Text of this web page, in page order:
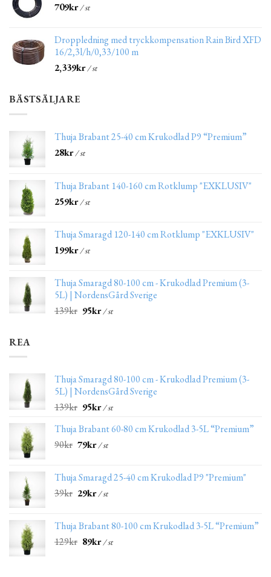
709kr/ st
Droppledning med tryckkompensation Rain Bird XFD
16/2,3l/h/0,33/100 m
2,339kr/ st
BÄSTSÄLJARE
Thuja Brabant 25-40 cm Krukodlad P9 “Premium”
28kr/ st
Thuja Brabant 140-160 cm Rotklump "EXKLUSIV"
259kr/ st
Thuja Smaragd 120-140 cm Rotklump "EXKLUSIV"
199kr/ st
Thuja Smaragd 80-100 cm - Krukodlad Premium (3-
5L) | NordensGård Sverige
139kr 95kr/ st
REA
Thuja Smaragd 80-100 cm - Krukodlad Premium (3-
5L) | NordensGård Sverige
139kr 95kr/ st
Thuja Brabant 60-80 cm Krukodlad 3-5L “Premium”
90kr 79kr/ st
Thuja Smaragd 25-40 cm Krukodlad P9 "Premium"
39kr 29kr/ st
Thuja Brabant 80-100 cm Krukodlad 3-5L “Premium”
129kr 89kr/ st